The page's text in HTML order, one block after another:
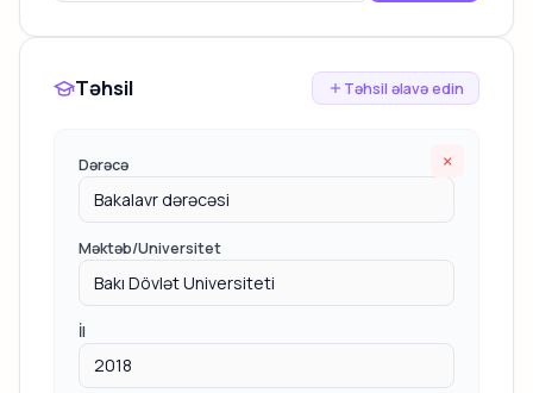
Təhsil Təhsil əlavə edin
×
Dərəcə
Məktəb/Universitet
İl